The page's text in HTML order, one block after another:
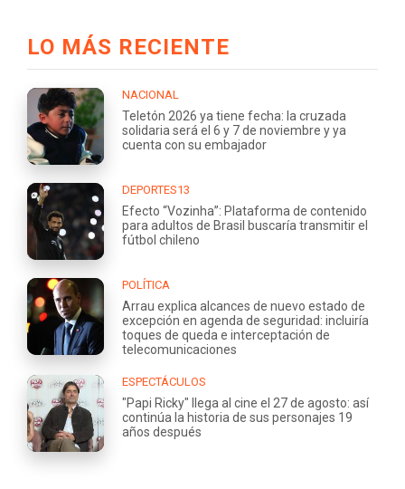
LO MÁS RECIENTE
NACIONAL
Teletón 2026 ya tiene fecha: la cruzada
solidaria será el 6 y 7 de noviembre y ya
cuenta con su embajador
DEPORTES13
Efecto “Vozinha”: Plataforma de contenido
para adultos de Brasil buscaría transmitir el
fútbol chileno
POLÍTICA
Arrau explica alcances de nuevo estado de
excepción en agenda de seguridad: incluiría
toques de queda e interceptación de
telecomunicaciones
ESPECTÁCULOS
"Papi Ricky" llega al cine el 27 de agosto: así
continúa la historia de sus personajes 19
años después